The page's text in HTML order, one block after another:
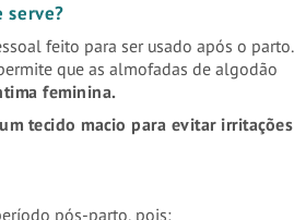
serve?
feito para ser usado após o parto.
que as almofadas de algodão
feminina.
tecido macio para evitar irritações
pós-parto, pois: